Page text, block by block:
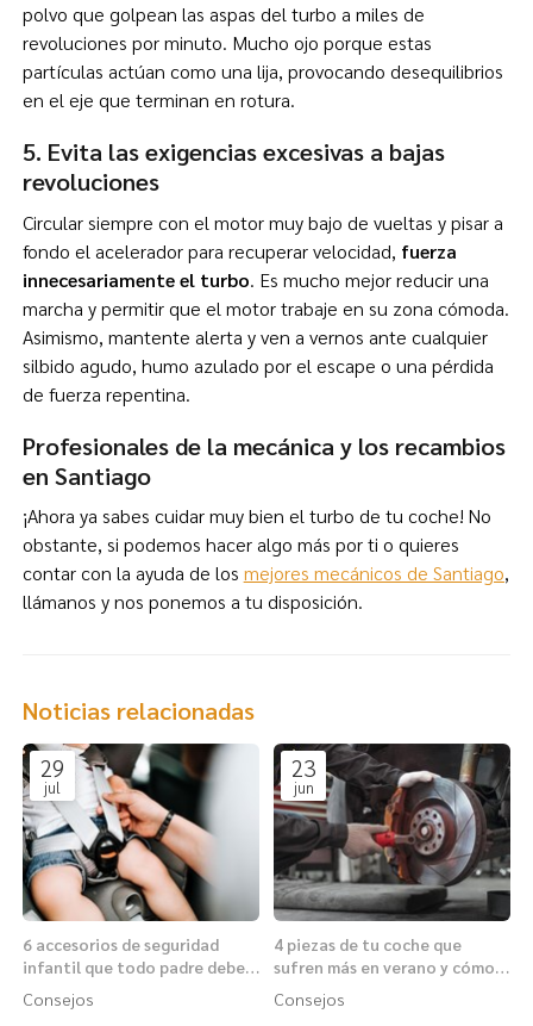
polvo que golpean las aspas del turbo a miles de
revoluciones por minuto. Mucho ojo porque estas
partículas actúan como una lija, provocando desequilibrios
en el eje que terminan en rotura.
5. Evita las exigencias excesivas a bajas
revoluciones
Circular siempre con el motor muy bajo de vueltas y pisar a
fondo el acelerador para recuperar velocidad, fuerza
innecesariamente el turbo. Es mucho mejor reducir una
marcha y permitir que el motor trabaje en su zona cómoda.
Asimismo, mantente alerta y ven a vernos ante cualquier
silbido agudo, humo azulado por el escape o una pérdida
de fuerza repentina.
Profesionales de la mecánica y los recambios
en Santiago
¡Ahora ya sabes cuidar muy bien el turbo de tu coche! No
obstante, si podemos hacer algo más por ti o quieres
contar con la ayuda de los mejores mecánicos de Santiago,
llámanos y nos ponemos a tu disposición.
Noticias relacionadas
29
jul
6 accesorios de seguridad
infantil que todo padre debe
conocer antes de viajar
Consejos
23
jun
4 piezas de tu coche que
sufren más en verano y cómo
protegerlas
Consejos